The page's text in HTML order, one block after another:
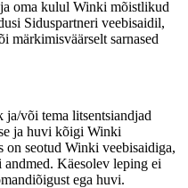
oma kulul Winki mõistlikud
Siduspartneri veebisaidil,
märkimisväärselt sarnased
ja/või tema litsentsiandjad
ja huvi kõigi Winki
on seotud Winki veebisaidiga,
Käesolev leping ei
ega huvi.